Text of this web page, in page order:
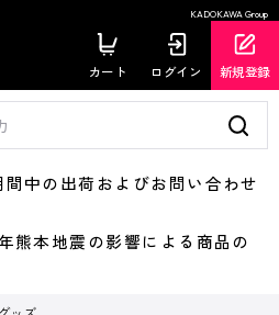
KADOKAWA Group
カート ログイン 新規登録
中の出荷およびお問い合わせ
本地震の影響による商品の